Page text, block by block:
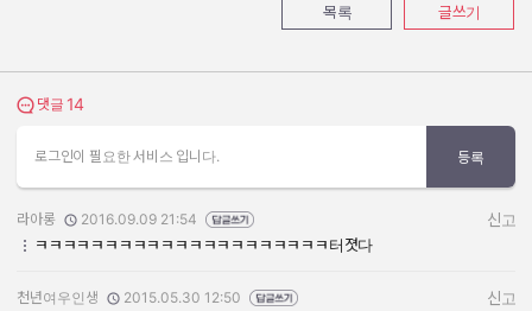
목록 글쓰기
댓글 보기
댓글 14
로그인이 필요한 서비스 입니다. 등록
작성자:
라아롱
작성일:
2016.09.09 21:54
신고
ㅋㅋㅋㅋㅋㅋㅋㅋㅋㅋㅋㅋㅋㅋㅋㅋㅋㅋㅋㅋㅋ터졋다
천년여우인생 2015.05.30 12:50
신고